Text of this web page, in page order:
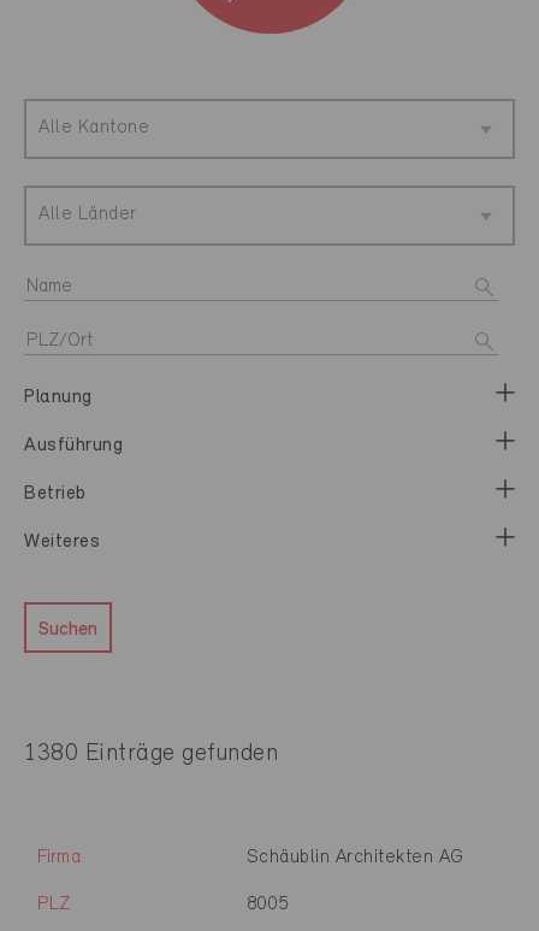
Alle Kantone
Alle Länder
Planung
Ausführung
Betrieb
Weiteres
Suchen
1380 Einträge gefunden
Firma Schäublin Architekten AG
PLZ 8005